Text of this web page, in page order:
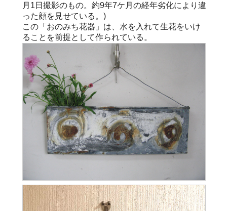
月1日撮影のもの。約9年7ケ月の経年劣化により違
った顔を見せている。)
この「おのみち花器」は、水を入れて生花をいけ
ることを前提として作られている。